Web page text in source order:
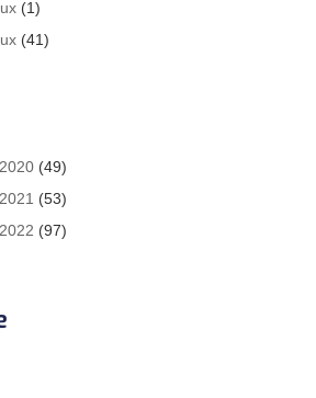
(1)
(41)
(49)
(53)
(97)